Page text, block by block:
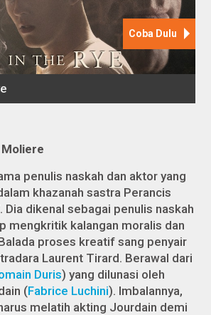
penulis naskah dan aktor yang
khazanah sastra Perancis
Dia dikenal sebagai penulis naskah
mengkritik kalangan moralis dan
proses kreatif sang penyair
Laurent Tirard. Berawal dari
Duris) yang dilunasi oleh
(Fabrice Luchini). Imbalannya,
melatih akting Jourdain demi